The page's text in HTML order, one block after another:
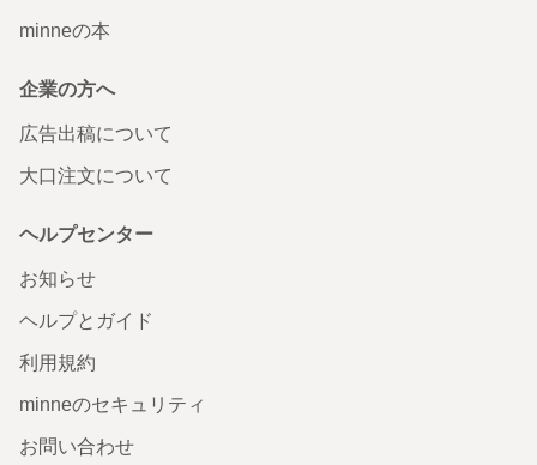
minneの本
企業の方へ
広告出稿について
大口注文について
ヘルプセンター
お知らせ
ヘルプとガイド
利用規約
minneのセキュリティ
お問い合わせ